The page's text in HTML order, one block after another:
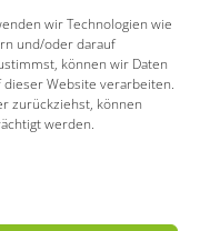
wir Technologien wie
und/oder darauf
können wir Daten
Website verarbeiten.
zurückziehst, können
werden.